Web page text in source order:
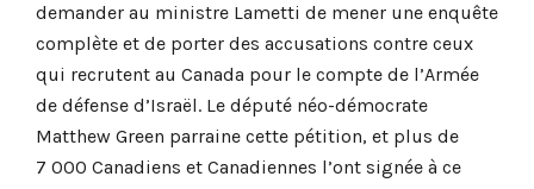
demander au ministre Lametti de mener une enquête
complète et de porter des accusations contre ceux
qui recrutent au Canada pour le compte de l’Armée
de défense d’Israël. Le député néo-démocrate
Matthew Green parraine cette pétition, et plus de
7 000 Canadiens et Canadiennes l’ont signée à ce